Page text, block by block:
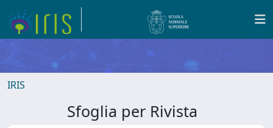
IRIS
Sfoglia per Rivista